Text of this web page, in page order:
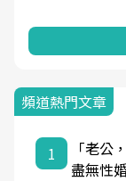
頻道熱門文章
1
「老公
盡無性